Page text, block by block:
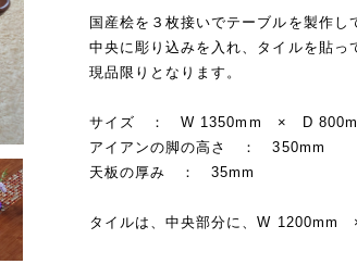
国産桧を３枚接いでテーブルを製作し
中央に彫り込みを入れ、タイルを貼っ
現品限りとなります。
サイズ ： W 1350mm × D
アイアンの脚の高さ ： 350mm
天板の厚み ： 35mm
タイルは、中央部分に、W